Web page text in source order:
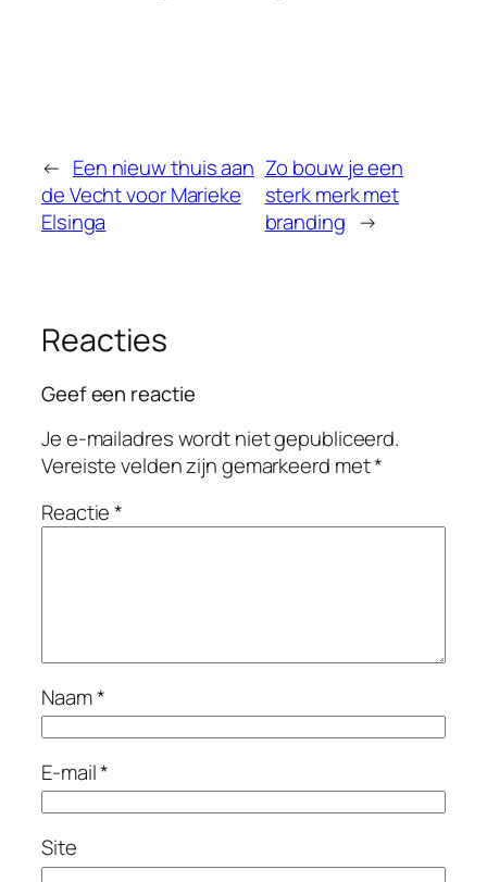
← Een nieuw thuis aan
de Vecht voor Marieke
Elsinga
Zo bouw je een
sterk merk met
branding →
Reacties
Geef een reactie
Je e-mailadres wordt niet gepubliceerd.
Vereiste velden zijn gemarkeerd met*
Reactie*
Naam*
E-mail*
Site